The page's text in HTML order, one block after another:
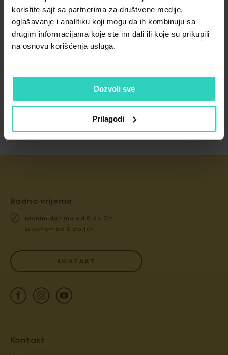
koristite sajt sa partnerima za društvene medije,
oglašavanje i analitiku koji mogu da ih kombinuju sa
drugim informacijama koje ste im dali ili koje su prikupili
na osnovu korišćenja usluga.
Dozvoli sve
Prilagodi
6 tretmana u intervalu od 10 dana.
LASERSKA
REJUVENACIJA
ŽELITE LI DA
Kontakt
Radno vrijeme
radnim danima od 8 do 21h
subotom od 8 do 14h
KONTAKT